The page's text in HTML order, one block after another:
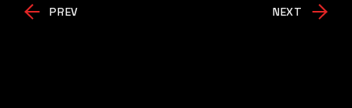
PREV NEXT